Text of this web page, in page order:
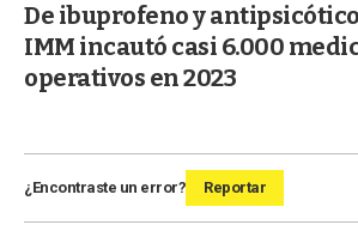
De ibuprofeno y
IMM incautó casi 6.000
operativos en 2023
¿Encontraste un error? Reportar